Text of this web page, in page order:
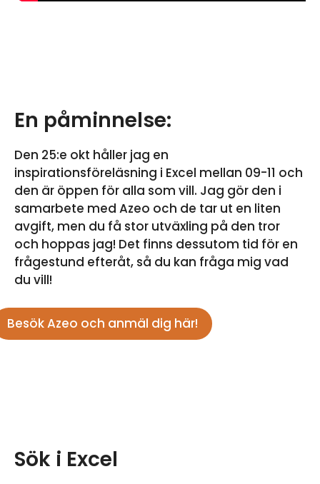
En påminnelse:
Den 25:e okt håller jag en
inspirationsföreläsning i Excel mellan 09-11 och
den är öppen för alla som vill. Jag gör den i
samarbete med Azeo och de tar ut en liten
avgift, men du få stor utväxling på den tror
och hoppas jag! Det finns dessutom tid för en
frågestund efteråt, så du kan fråga mig vad
du vill!
Besök Azeo och anmäl dig här!
Sök i Excel